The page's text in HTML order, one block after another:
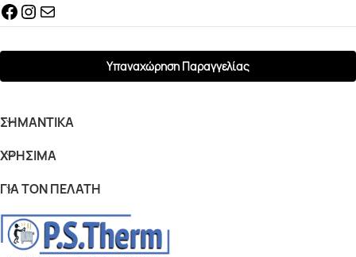
Υπαναχώρηση Παραγγελίας
ΣΗΜΑΝΤΙΚΆ
ΧΡΉΣΙΜΑ
ΓΙΆ ΤΟΝ ΠΕΛΆΤΗ